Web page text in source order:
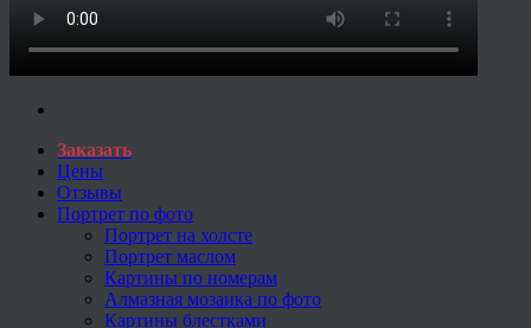
Заказать
Цены
Отзывы
Портрет по фото
Портрет на холсте
Портрет маслом
Картины по номерам
Алмазная мозаика по фото
Картины блестками